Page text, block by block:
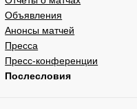
Объявления
Анонсы матчей
Пресса
Пресс-конференции
Послесловия